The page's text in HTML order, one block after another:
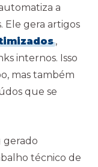
a
Ele gera artigos
,
internos. Isso
mas também
que se
gerado
técnico de